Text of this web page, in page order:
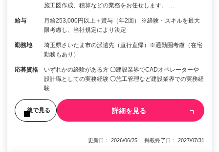
施工図作成、積算などの業務をお任せします。 …
給与
月給253,000円以上＋賞与（年2回） ※経験・スキルを最大
限考慮し、当社規定により決定
勤務地
埼玉県さいたま市の派遣先（直行直帰）※通勤圏考慮（在宅
勤務もあり）
応募資格
いずれかの経験がある方 ◯建設業界でCADオペレーターや
設計職としての実務経験 ◯施工管理など建設業界での実務経
験
後で見る 詳細を見る
更新日： 2026/06/25 掲載終了日： 2027/07/31